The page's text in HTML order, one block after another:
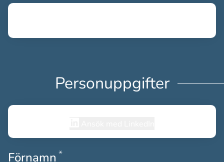
Personuppgifter
Förnamn *Obligatoriskt